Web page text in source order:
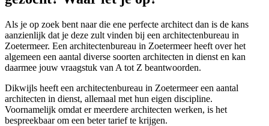
Als je op zoek bent naar die ene perfecte architect dan is de kans
aanzienlijk dat je deze zult vinden bij een architectenbureau in
Zoetermeer. Een architectenbureau in Zoetermeer heeft over het
algemeen een aantal diverse soorten architecten in dienst en kan
daarmee jouw vraagstuk van A tot Z beantwoorden.
Dikwijls heeft een architectenbureau in Zoetermeer een aantal
architecten in dienst, allemaal met hun eigen discipline.
Voornamelijk omdat er meerdere architecten werken, is het
bespreekbaar om een beter tarief te krijgen.